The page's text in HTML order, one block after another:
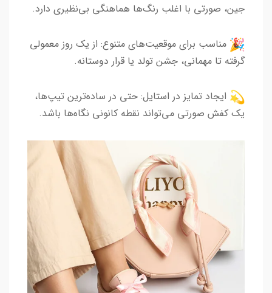
جین، صورتی با اغلب رنگ‌ها هماهنگی بی‌نظیری دارد.
مناسب برای موقعیت‌های متنوع: از یک روز معمولی
گرفته تا مهمانی، جشن تولد یا قرار دوستانه.
ایجاد تمایز در استایل: حتی در ساده‌ترین تیپ‌ها،
یک کفش صورتی می‌تواند نقطه کانونی نگاه‌ها باشد.